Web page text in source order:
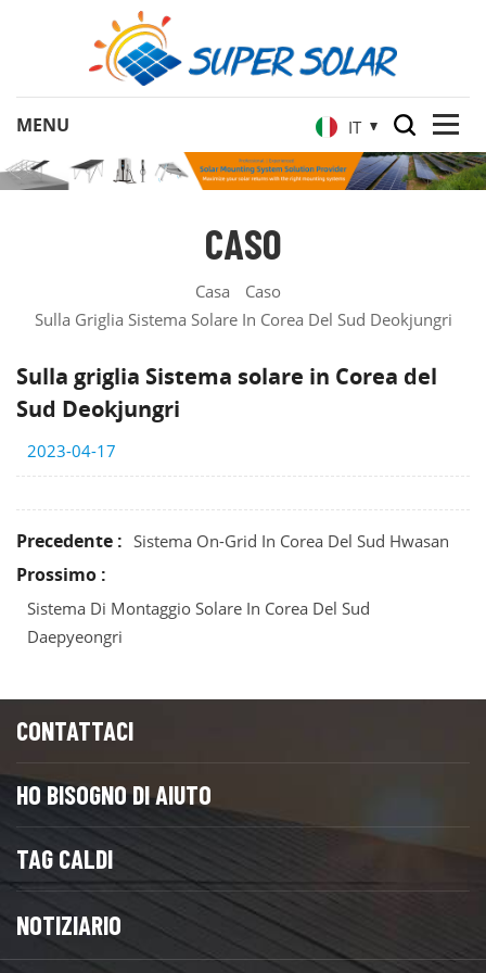
IT
CASO
Casa
Caso
Sulla Griglia Sistema Solare In Corea Del Sud Deokjungri
Sulla griglia Sistema solare in Corea del
Sud Deokjungri
2023-04-17
Precedente : Sistema On-Grid In Corea Del Sud Hwasan
Prossimo :
Sistema Di Montaggio Solare In Corea Del Sud
Daepyeongri
CONTATTACI
HO BISOGNO DI AIUTO
TAG CALDI
NOTIZIARIO